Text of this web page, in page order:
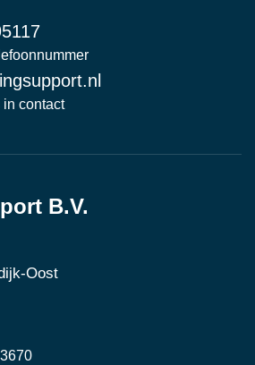
in contact
B.V.
Oost